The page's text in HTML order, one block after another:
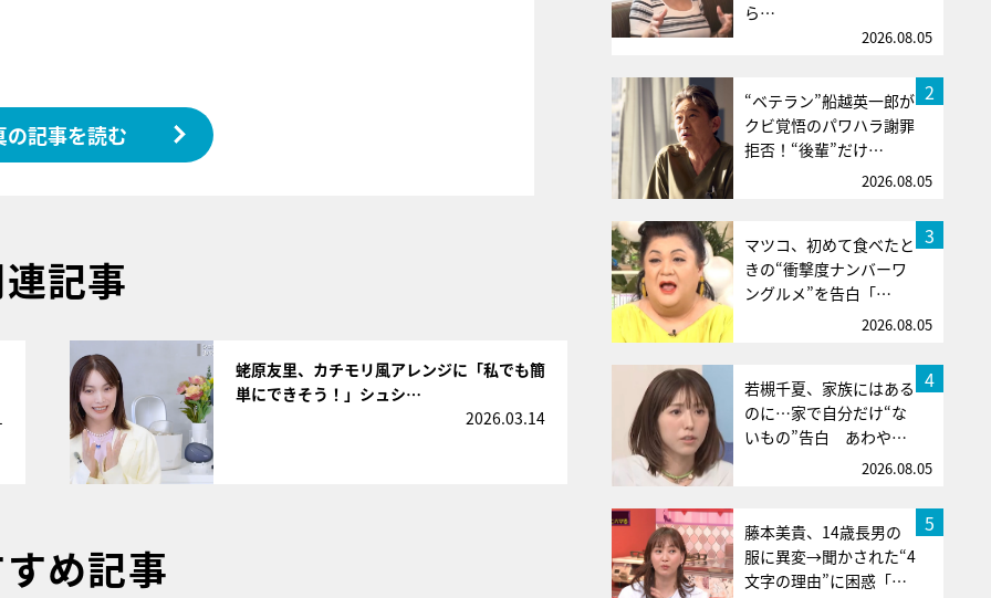
の記事を読む
記事
蛯原友里、カチモリ風アレンジに「私でも簡
単にできそう！」シュシ…
2026.03.14
め記事
ら…
2026.08.05
2
“ベテラン”船越英一郎が
クビ覚悟のパワハラ謝罪
拒否！“後輩”だけ…
2026.08.05
3
マツコ、初めて食べたと
きの“衝撃度ナンバーワ
ングルメ”を告白「…
2026.08.05
4
若槻千夏、家族にはある
のに…家で自分だけ“な
いもの”告白 あわや…
2026.08.05
5
藤本美貴、14歳長男の
服に異変→聞かされた“4
文字の理由”に困惑「…